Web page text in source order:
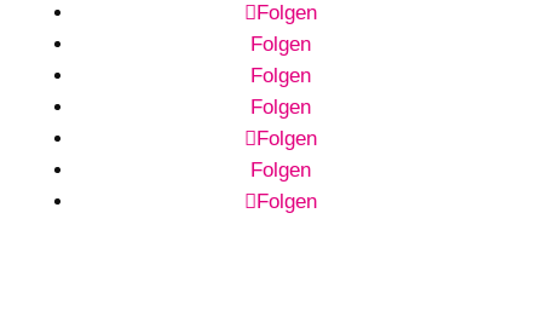
Folgen
Folgen
Folgen
Folgen
Folgen
Folgen
Folgen